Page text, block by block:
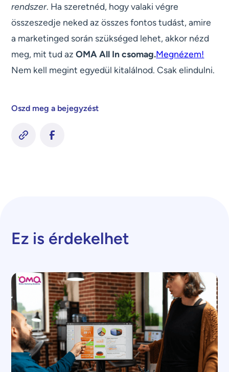
rendszer. Ha szeretnéd, hogy valaki végre
összeszedje neked az összes fontos tudást, amire
a marketinged során szükséged lehet, akkor nézd
meg, mit tud azOMA All In csomag.Megnézem!
Nem kell megint egyedül kitalálnod. Csak elindulni.
Oszd meg a bejegyzést
Ez is érdekelhet